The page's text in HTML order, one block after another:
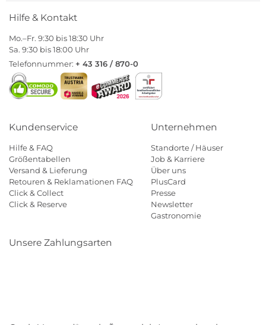
Hilfe & Kontakt
Mo.–Fr. 9:30 bis 18:30 Uhr
Sa. 9:30 bis 18:00 Uhr
Telefonnummer: + 43 316 / 870-0
Kundenservice
Hilfe & FAQ
Größentabellen
Versand & Lieferung
Retouren & Reklamationen FAQ
Click & Collect
Click & Reserve
Unternehmen
Standorte / Häuser
Job & Karriere
Über uns
PlusCard
Presse
Newsletter
Gastronomie
Unsere Zahlungsarten